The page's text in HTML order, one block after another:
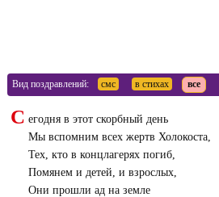
Вид поздравлений: смс в стихах все
С егодня в этот скорбный день
Мы вспомним всех жертв Холокоста,
Тех, кто в концлагерях погиб,
Помянем и детей, и взрослых,
Они прошли ад на земле